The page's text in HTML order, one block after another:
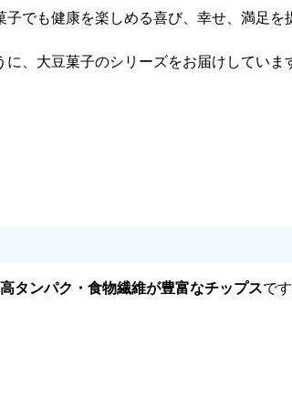
子でも健康を楽しめる喜び、幸せ、満足を
、大豆菓子のシリーズをお届けしていま
タンパク・食物繊維が豊富なチップスです